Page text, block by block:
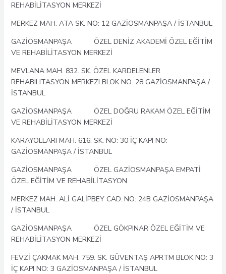
REHABİLİTASYON MERKEZİ
MERKEZ MAH. ATA SK. NO: 12 GAZİOSMANPAŞA / İSTANBUL
GAZİOSMANPAŞA ÖZEL DENİZ AKADEMİ ÖZEL EĞİTİM
VE REHABİLİTASYON MERKEZİ
MEVLANA MAH. 832. SK. ÖZEL KARDELENLER
REHABILITASYON MERKEZI BLOK NO: 28 GAZİOSMANPAŞA /
İSTANBUL
GAZİOSMANPAŞA ÖZEL DOĞRU RAKAM ÖZEL EĞİTİM
VE REHABİLİTASYON MERKEZİ
KARAYOLLARI MAH. 616. SK. NO: 30 İÇ KAPI NO:
GAZİOSMANPAŞA / İSTANBUL
GAZİOSMANPAŞA ÖZEL GAZİOSMANPAŞA EMPATİ
ÖZEL EĞİTİM VE REHABİLİTASYON
MERKEZ MAH. ALİ GALİPBEY CAD. NO: 24B GAZİOSMANPAŞA
/ İSTANBUL
GAZİOSMANPAŞA ÖZEL GÖKPINAR ÖZEL EĞİTİM VE
REHABİLİTASYON MERKEZİ
FEVZİ ÇAKMAK MAH. 759. SK. GÜVENTAŞ APRTM BLOK NO: 3
İÇ KAPI NO: 3 GAZİOSMANPAŞA / İSTANBUL